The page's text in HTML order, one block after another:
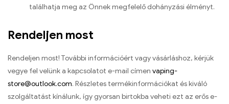
találhatja meg az Önnek megfelelő dohányzási élményt.
Rendeljen most
Rendeljen most! További információért vagy vásárláshoz, kérjük
vegye fel velünk a kapcsolatot e-mail címen vaping-
store@outlook.com. Részletes termékinformációkat és kiváló
szolgáltatást kínálunk, így gyorsan birtokba veheti ezt az erős e-